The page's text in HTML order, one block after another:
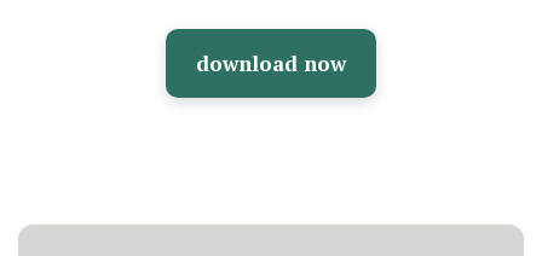
download now